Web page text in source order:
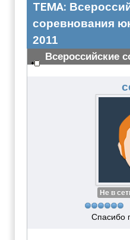
ТЕМА:
соревнования
2011
Всероссийские
Не в
Спасибо